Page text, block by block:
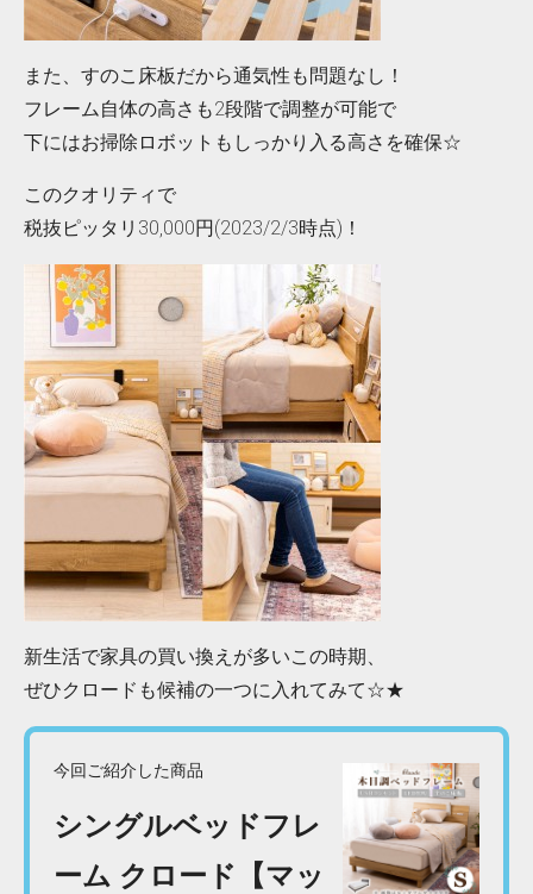
また、すのこ床板だから通気性も問題なし！
フレーム自体の高さも2段階で調整が可能で
下にはお掃除ロボットもしっかり入る高さを確保☆
このクオリティで
税抜ピッタリ30,000円(2023/2/3時点)！
新生活で家具の買い換えが多いこの時期、
ぜひクロードも候補の一つに入れてみて☆★
今回ご紹介した商品
シングルベッドフレ
ーム クロード【マッ